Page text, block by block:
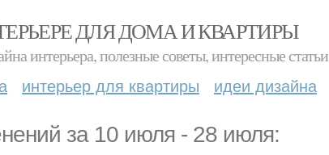
ДЛЯ ДОМА И КВАРТИРЫ
интерьера, полезные советы, интересные статьи
интерьер для квартиры идеи дизайна
за 10 июля - 28 июля: